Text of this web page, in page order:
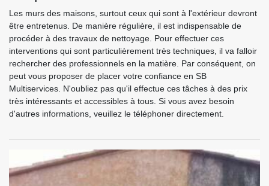
Les murs des maisons, surtout ceux qui sont à l'extérieur devront
être entretenus. De manière régulière, il est indispensable de
procéder à des travaux de nettoyage. Pour effectuer ces
interventions qui sont particulièrement très techniques, il va falloir
rechercher des professionnels en la matière. Par conséquent, on
peut vous proposer de placer votre confiance en SB
Multiservices. N'oubliez pas qu'il effectue ces tâches à des prix
très intéressants et accessibles à tous. Si vous avez besoin
d'autres informations, veuillez le téléphoner directement.